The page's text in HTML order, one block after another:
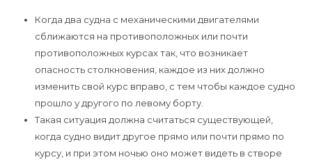
Когда два судна с механическими двигателями
сближаются на противоположных или почти
противоположных курсах так, что возникает
опасность столкновения, каждое из них должно
изменить свой курс вправо, с тем чтобы каждое судно
прошло у другого по левому борту.
Такая ситуация должна считаться существующей,
когда судно видит другое прямо или почти прямо по
курсу, и при этом ночью оно может видеть в створе